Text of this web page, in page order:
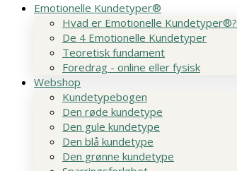
Emotionelle Kundetyper®
Hvad er Emotionelle Kundetyper®?
De 4 Emotionelle Kundetyper
Teoretisk fundament
Foredrag - online eller fysisk
Webshop
Kundetypebogen
Den røde kundetype
Den gule kundetype
Den blå kundetype
Den grønne kundetype